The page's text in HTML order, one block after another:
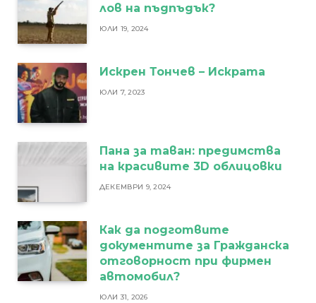
лов на пъдпъдък?
ЮЛИ 19, 2024
Искрен Тончев – Искрата
ЮЛИ 7, 2023
Пана за таван: предимства
на красивите 3D облицовки
ДЕКЕМВРИ 9, 2024
Как да подготвите
документите за Гражданска
отговорност при фирмен
автомобил?
ЮЛИ 31, 2026